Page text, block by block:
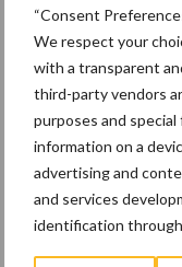
“Consent
We respect your
with a transparent
third-party vendors
purposes and
information on a
advertising and
and services
identification